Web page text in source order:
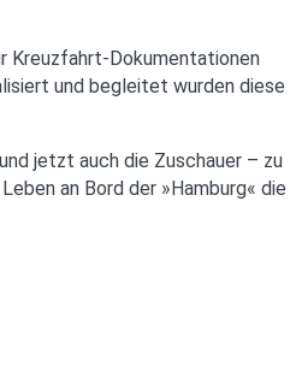
Kreuzfahrt-Dokumentationen
und begleitet wurden diese
jetzt auch die Zuschauer – zu
an Bord der »Hamburg« die